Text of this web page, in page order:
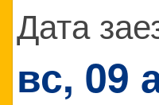
Дата
вс, 09